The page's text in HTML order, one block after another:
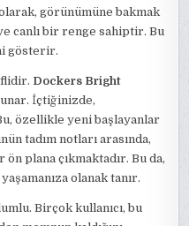
görünümüne bakmak
canlı bir renge sahiptir. Bu
gösterir.
Dockers Bright
İçtiğinizde,
özellikle yeni başlayanlar
tadım notları arasında,
plana çıkmaktadır. Bu da,
olanak tanır.
Birçok kullanıcı, bu